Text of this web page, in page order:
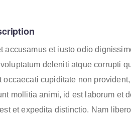
accusamus et iusto odio
deleniti atque corrupti
occaecati cupiditate non
mollitia animi, id est laborum et
et expedita distinctio. Nam